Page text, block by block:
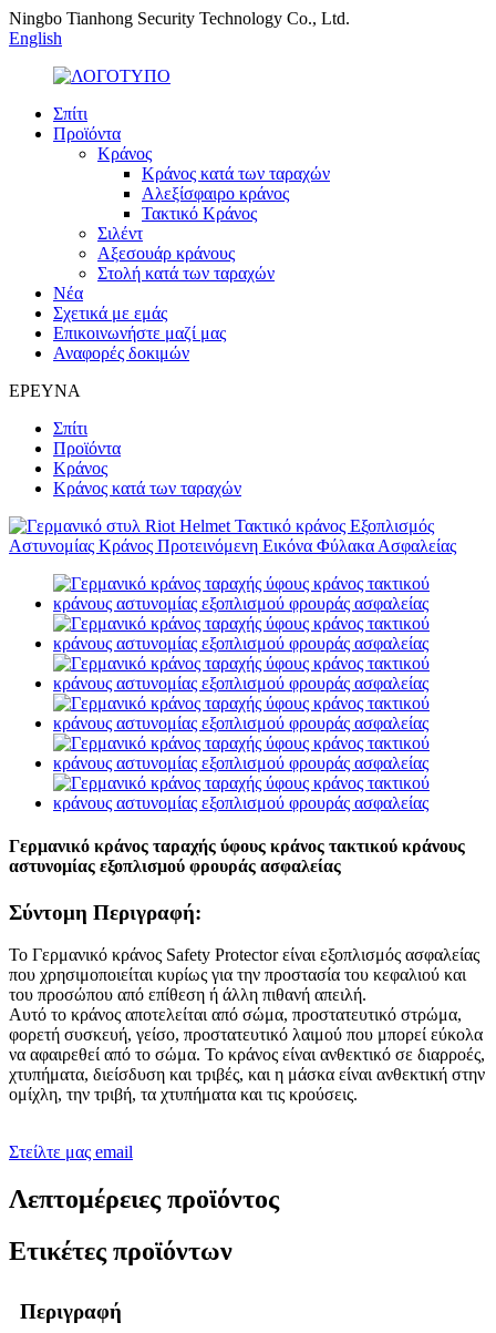
Ningbo Tianhong Security Technology Co., Ltd.
English
Σπίτι
Προϊόντα
Κράνος
Κράνος κατά των ταραχών
Αλεξίσφαιρο κράνος
Τακτικό Κράνος
Σιλέντ
Αξεσουάρ κράνους
Στολή κατά των ταραχών
Νέα
Σχετικά με εμάς
Επικοινωνήστε μαζί μας
Αναφορές δοκιμών
ΕΡΕΥΝΑ
Σπίτι
Προϊόντα
Κράνος
Κράνος κατά των ταραχών
Γερμανικό κράνος ταραχής ύφους κράνος τακτικού κράνους
αστυνομίας εξοπλισμού φρουράς ασφαλείας
Σύντομη Περιγραφή:
Το Γερμανικό κράνος Safety Protector είναι εξοπλισμός ασφαλείας
που χρησιμοποιείται κυρίως για την προστασία του κεφαλιού και
του προσώπου από επίθεση ή άλλη πιθανή απειλή.
Αυτό το κράνος αποτελείται από σώμα, προστατευτικό στρώμα,
φορετή συσκευή, γείσο, προστατευτικό λαιμού που μπορεί εύκολα
να αφαιρεθεί από το σώμα. Το κράνος είναι ανθεκτικό σε διαρροές,
χτυπήματα, διείσδυση και τριβές, και η μάσκα είναι ανθεκτική στην
ομίχλη, την τριβή, τα χτυπήματα και τις κρούσεις.
Στείλτε μας email
Λεπτομέρειες προϊόντος
Ετικέτες προϊόντων
Περιγραφή